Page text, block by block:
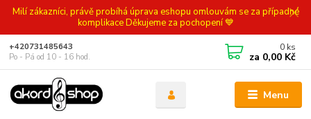
Milí zákazníci, právě probíhá úprava eshopu omlouvám se za případné
komplikace Děkujeme za pochopení 💙
Menu
+420731485643
Po - Pá od 10 - 16 hod.
0 ks
za 0,00 Kč